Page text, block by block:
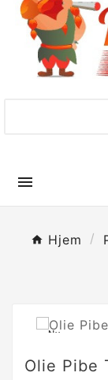

Hjem
Ny
Olie Pibe